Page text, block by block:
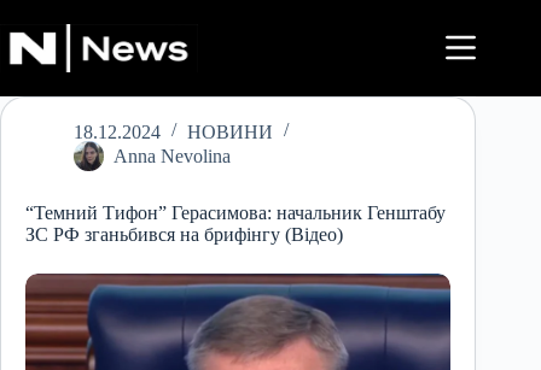
до
вмісту
18.12.2024
НОВИНИ
Anna Nevolina
“Темний Тифон” Герасимова: начальник Генштабу
ЗС РФ зганьбився на брифінгу (Відео)